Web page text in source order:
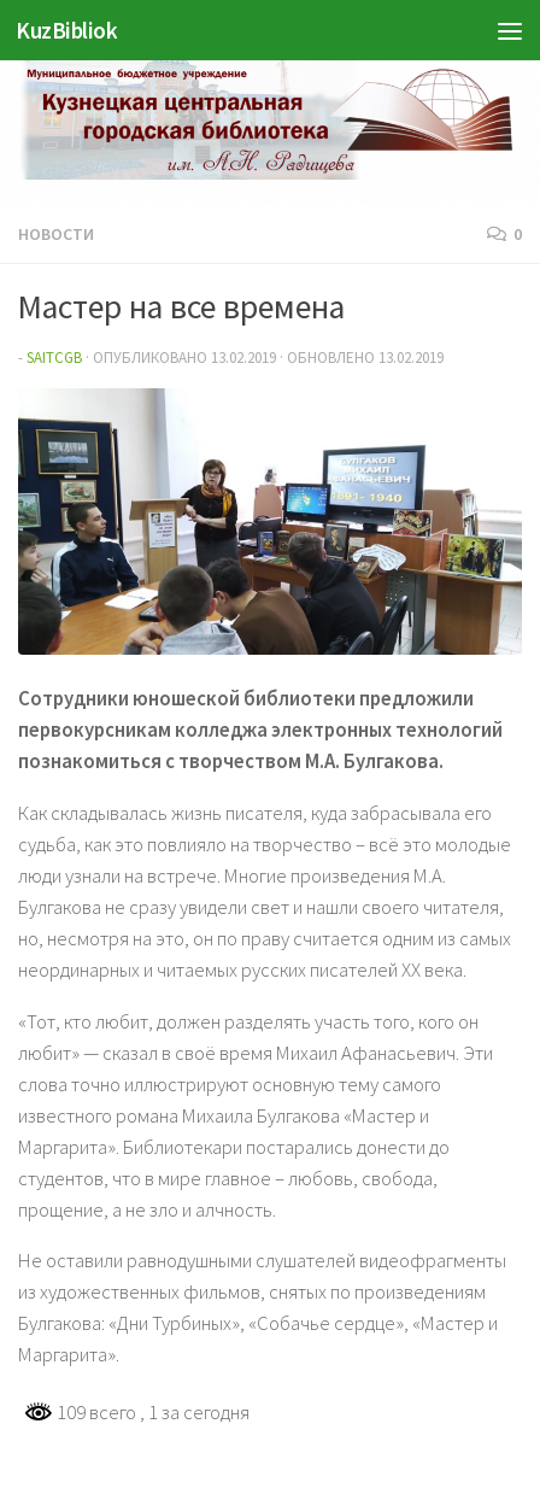
Перейти к содержимому
KuzBibliok
НОВОСТИ 0
Мастер на все времена
-SAITCGB · ОПУБЛИКОВАНО 13.02.2019 · ОБНОВЛЕНО 13.02.2019
Сотрудники юношеской библиотеки предложили
первокурсникам колледжа электронных технологий
познакомиться с творчеством М.А. Булгакова.
Как складывалась жизнь писателя, куда забрасывала его
судьба, как это повлияло на творчество – всё это молодые
люди узнали на встрече. Многие произведения М.А.
Булгакова не сразу увидели свет и нашли своего читателя,
но, несмотря на это, он по праву считается одним из самых
неординарных и читаемых русских писателей XX века.
«Тот, кто любит, должен разделять участь того, кого он
любит» — сказал в своё время Михаил Афанасьевич. Эти
слова точно иллюстрируют основную тему самого
известного романа Михаила Булгакова «Мастер и
Маргарита». Библиотекари постарались донести до
студентов, что в мире главное – любовь, свобода,
прощение, а не зло и алчность.
Не оставили равнодушными слушателей видеофрагменты
из художественных фильмов, снятых по произведениям
Булгакова: «Дни Турбиных», «Собачье сердце», «Мастер и
Маргарита».
109 всего , 1 за сегодня